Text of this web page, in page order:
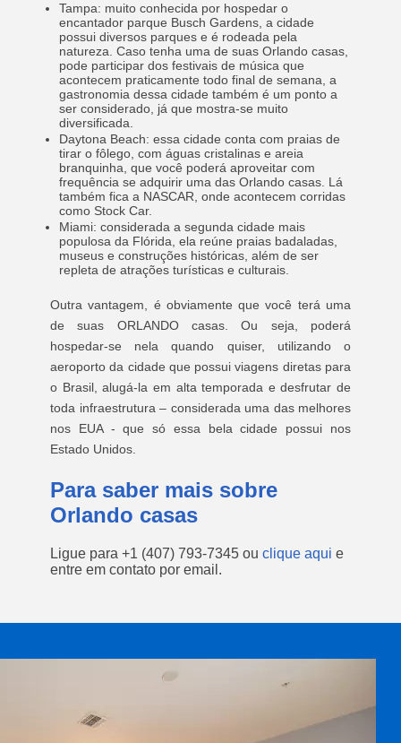
Tampa: muito conhecida por hospedar o
encantador parque Busch Gardens, a cidade
possui diversos parques e é rodeada pela
natureza. Caso tenha uma de suas Orlando casas,
pode participar dos festivais de música que
acontecem praticamente todo final de semana, a
gastronomia dessa cidade também é um ponto a
ser considerado, já que mostra-se muito
diversificada.
Daytona Beach: essa cidade conta com praias de
tirar o fôlego, com águas cristalinas e areia
branquinha, que você poderá aproveitar com
frequência se adquirir uma das Orlando casas. Lá
também fica a NASCAR, onde acontecem corridas
como Stock Car.
Miami: considerada a segunda cidade mais
populosa da Flórida, ela reúne praias badaladas,
museus e construções históricas, além de ser
repleta de atrações turísticas e culturais.
Outra vantagem, é obviamente que você terá uma
de suas ORLANDO casas. Ou seja, poderá
hospedar-se nela quando quiser, utilizando o
aeroporto da cidade que possui viagens diretas para
o Brasil, alugá-la em alta temporada e desfrutar de
toda infraestrutura – considerada uma das melhores
nos EUA - que só essa bela cidade possui nos
Estado Unidos.
Para saber mais sobre
Orlando casas
Ligue para +1 (407) 793-7345 ou clique aqui e
entre em contato por email.